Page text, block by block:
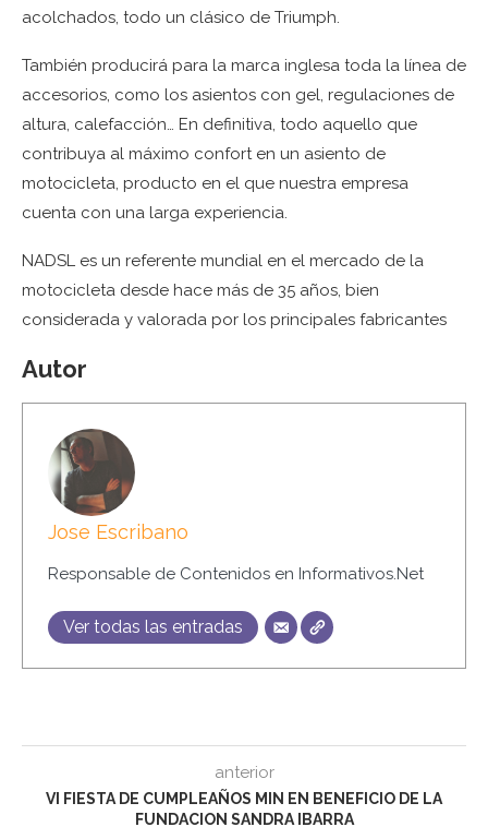
acolchados, todo un clásico de Triumph.
También producirá para la marca inglesa toda la línea de
accesorios, como los asientos con gel, regulaciones de
altura, calefacción… En definitiva, todo aquello que
contribuya al máximo confort en un asiento de
motocicleta, producto en el que nuestra empresa
cuenta con una larga experiencia.
NADSL es un referente mundial en el mercado de la
motocicleta desde hace más de 35 años, bien
considerada y valorada por los principales fabricantes
Autor
Jose Escribano
Responsable de Contenidos en Informativos.Net
Ver todas las entradas
anterior
VI FIESTA DE CUMPLEAÑOS MIN EN BENEFICIO DE LA
FUNDACION SANDRA IBARRA